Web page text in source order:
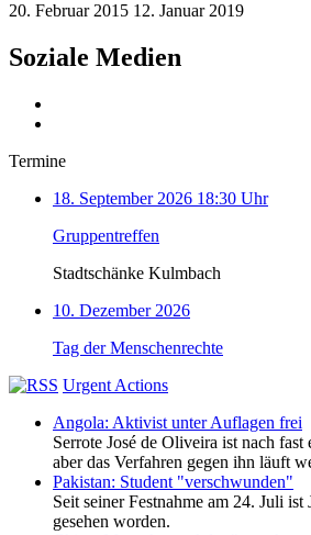
20. Februar 2015 12. Januar 2019
Soziale Medien
Termine
18. September 2026 18:30 Uhr
Gruppentreffen
Stadtschänke Kulmbach
10. Dezember 2026
Tag der Menschenrechte
Urgent Actions
Angola: Aktivist unter Auflagen frei
Serrote José de Oliveira ist nach
aber das Verfahren gegen ihn läuft
Pakistan: Student "verschwunden"
Seit seiner Festnahme am 24. Juli
gesehen worden.